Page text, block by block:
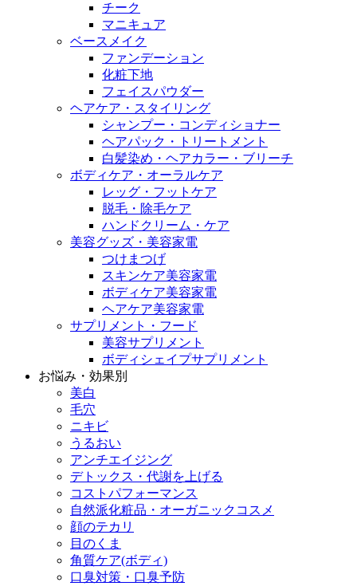
チーク
マニキュア
ベースメイク
ファンデーション
化粧下地
フェイスパウダー
ヘアケア・スタイリング
シャンプー・コンディショナー
ヘアパック・トリートメント
白髪染め・ヘアカラー・ブリーチ
ボディケア・オーラルケア
レッグ・フットケア
脱毛・除毛ケア
ハンドクリーム・ケア
美容グッズ・美容家電
つけまつげ
スキンケア美容家電
ボディケア美容家電
ヘアケア美容家電
サプリメント・フード
美容サプリメント
ボディシェイプサプリメント
お悩み・効果別
美白
毛穴
ニキビ
うるおい
アンチエイジング
デトックス・代謝を上げる
コストパフォーマンス
自然派化粧品・オーガニックコスメ
顔のテカリ
目のくま
角質ケア(ボディ)
口臭対策・口臭予防